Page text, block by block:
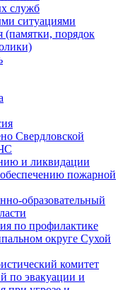
служб
ситуациями
(памятки, порядок
Свердловской
и ликвидации
пожарной
образовательный
по профилактике
округе Сухой
комитет
по эвакуации и